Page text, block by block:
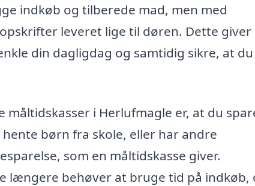
indkøb og tilberede mad, men med
leveret lige til døren. Dette giver
din dagligdag og samtidig sikre, at
i Herlufmagle er, at du
børn fra skole, eller har andre
som en måltidskasse giver.
længere behøver at bruge tid på indkøb,